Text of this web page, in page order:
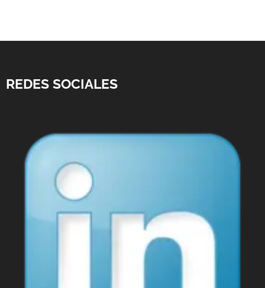
REDES SOCIALES